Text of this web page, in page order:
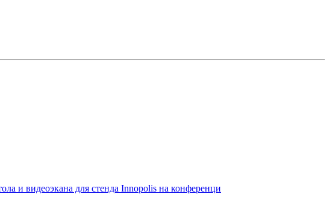
и видеоэкана для стенда Innopolis на конференци